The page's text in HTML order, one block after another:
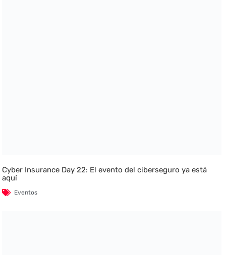
Cyber Insurance Day 22: El evento del ciberseguro ya está
aquí
Eventos